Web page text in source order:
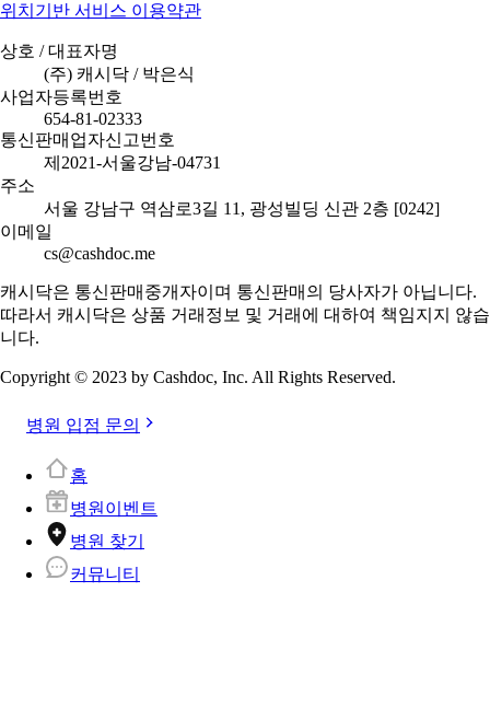
위치기반 서비스 이용약관
상호 / 대표자명
(주) 캐시닥 / 박은식
사업자등록번호
654-81-02333
통신판매업자신고번호
제2021-서울강남-04731
주소
서울 강남구 역삼로3길 11, 광성빌딩 신관 2층 [0242]
이메일
cs@cashdoc.me
캐시닥은 통신판매중개자이며 통신판매의 당사자가 아닙니다.
따라서 캐시닥은 상품 거래정보 및 거래에 대하여 책임지지 않습
니다.
Copyright © 2023 by Cashdoc, Inc. All Rights Reserved.
병원 입점 문의
홈
병원이벤트
병원 찾기
커뮤니티